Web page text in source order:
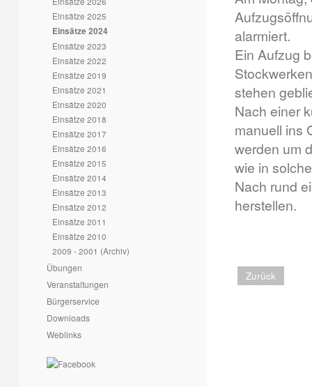
Einsätze 2025
Einsätze 2024
Einsätze 2023
Einsätze 2022
Einsätze 2019
Einsätze 2021
Einsätze 2020
Einsätze 2018
Einsätze 2017
Einsätze 2016
Einsätze 2015
Einsätze 2014
Einsätze 2013
Einsätze 2012
Einsätze 2011
Einsätze 2010
2009 - 2001 (Archiv)
Übungen
Veranstaltungen
Bürgerservice
Downloads
Weblinks
alarmiert.
Ein Aufzug
stehen
Nach einer
manuell ins
werden um
wie in
Nach rund
herstellen.
Zurück